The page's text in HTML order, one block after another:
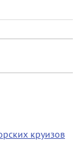
круизов